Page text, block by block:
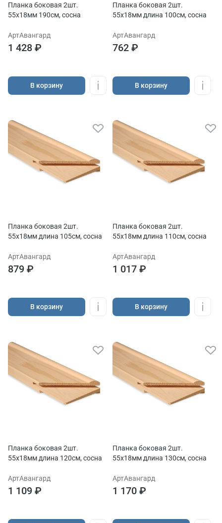
Планка боковая 2шт.
55х18мм 190см, сосна
АртАвангард
1 428 ₽
В корзину
Планка боковая 2шт.
55х18мм длина 100см, сосна
АртАвангард
762 ₽
В корзину
Планка боковая 2шт.
55х18мм длина 105см, сосна
АртАвангард
879 ₽
В корзину
Планка боковая 2шт.
55х18мм длина 110см, сосна
АртАвангард
1 017 ₽
В корзину
Планка боковая 2шт.
55х18мм длина 120см, сосна
АртАвангард
1 109 ₽
Планка боковая 2шт.
55х18мм длина 130см, сосна
АртАвангард
1 170 ₽